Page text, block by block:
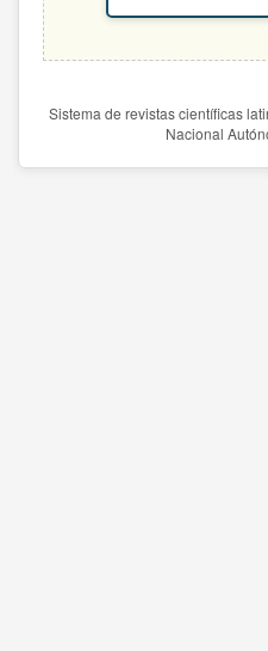
Sistema de revistas científicas
Nacional